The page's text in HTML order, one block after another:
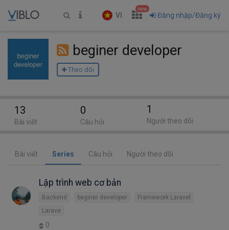
VI
new
Đăng nhập/Đăng ký
beginer developer
Theo dõi
Bài viết Series Câu hỏi Người theo dõi
Lập trình web cơ bản
Backend beginer developer
Framework Laravel
Larave
0
13
Bài viết
0
Câu hỏi
1
Người theo dõi